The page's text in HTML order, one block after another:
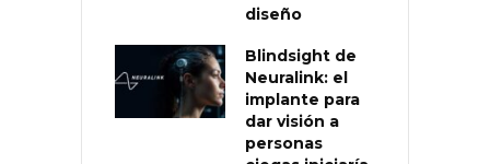
diseño
Blindsight de
Neuralink: el
implante para
dar visión a
personas